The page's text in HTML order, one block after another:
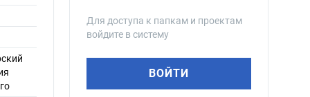
Для доступа к папкам и проектам
войдите в систему
ВОЙТИ